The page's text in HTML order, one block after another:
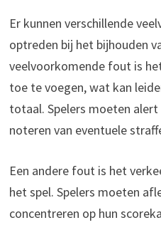
Er kunnen verschillende
optreden bij het bijhouden
veelvoorkomende fout is
toe te voegen, wat kan
totaal. Spelers moeten
noteren van eventuele
Een andere fout is het
het spel. Spelers moeten
concentreren op hun